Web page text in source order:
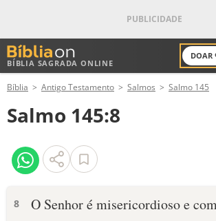
BÍBLIA SAGRADA ONLINE
DOAR
ANTIGO TESTAMENTO
NOVO TESTAMENTO
VERSÍCULOS
Bíblia Antigo Testamento Salmos Salmo 145
Salmo 145:8
8
O Senhor é misericordioso e